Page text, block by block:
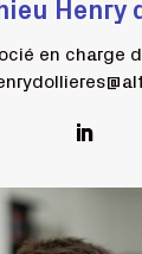
Henry
en charge